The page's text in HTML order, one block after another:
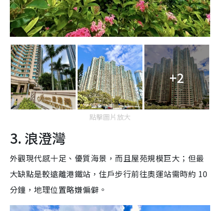
+2
點擊圖片放大
3. 浪澄灣
外觀現代感十足、優質海景，而且屋苑規模巨大；但最
大缺點是較遠離港鐵站，住戶步行前往奧運站需時約 10
分鐘，地理位置略嫌偏僻。